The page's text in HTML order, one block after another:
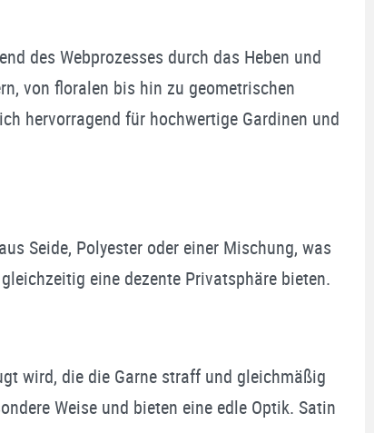
des Webprozesses durch das Heben und
von floralen bis hin zu geometrischen
hervorragend für hochwertige Gardinen und
Seide, Polyester oder einer Mischung, was
eine dezente Privatsphäre bieten.
wird, die die Garne straff und gleichmäßig
Weise und bieten eine edle Optik. Satin